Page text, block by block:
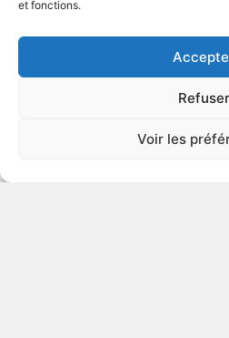
et fonctions.
Refuser
Voir les